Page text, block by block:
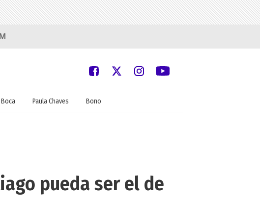
Boca Paula Chaves Bono
pueda ser el de